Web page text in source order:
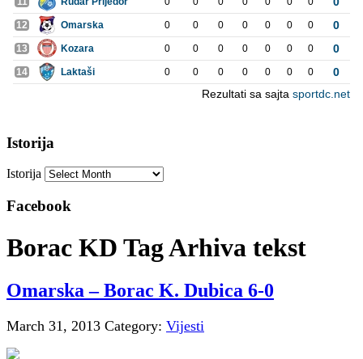
Istorija
Istorija
Facebook
Borac KD Tag Arhiva tekst
Omarska – Borac K. Dubica 6-0
March 31, 2013 Category: Vijesti